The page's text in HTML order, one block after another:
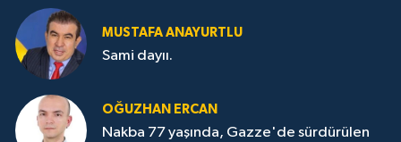
MUSTAFA ANAYURTLU
Sami dayıı.
OĞUZHAN ERCAN
Nakba 77 yaşında, Gazze'de sürdürülen